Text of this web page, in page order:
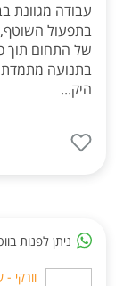
עבודה מגוונת
בתפעול השוטף,
של התחום תוך
בתנועה
היק...
ניתן לפנות
וורקי